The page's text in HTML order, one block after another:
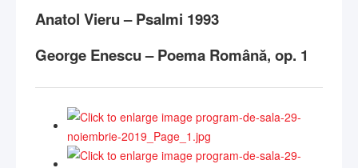
Anatol Vieru – Psalmi 1993
George Enescu – Poema Română, op. 1